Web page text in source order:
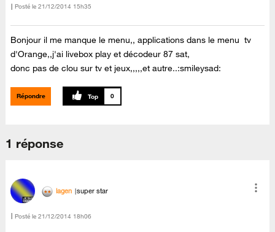
Posté le ‎21/12/2014 15h35
Bonjour il me manque le menu,, applications dans le menu tv
d'Orange,,j'ai livebox play et décodeur 87 sat,
donc pas de clou sur tv et jeux,,,,,et autre..:smileysad:
Répondre 0
1 réponse
lagen super star
Posté le ‎21/12/2014 18h06